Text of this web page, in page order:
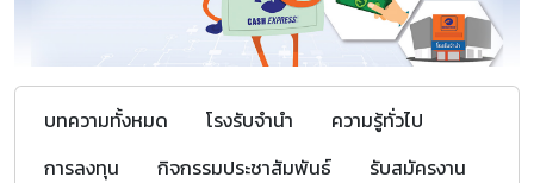
บทความทั้งหมด โรงรับจำนำ
ความรู้ทั่วไป
การลงทุน
กิจกรรมประชาสัมพันธ์ รับสมัครงาน